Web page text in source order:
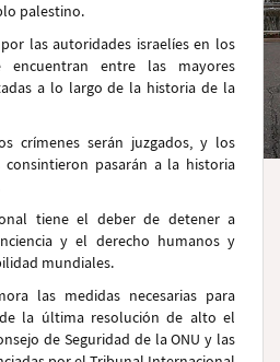
palestino.
las autoridades israelíes en los
encuentran entre las mayores
a lo largo de la historia de la
crímenes serán juzgados, y los
pasarán a la historia
tiene el deber de detener a
y el derecho humanos y
mundiales.
las medidas necesarias para
la última resolución de alto el
de Seguridad de la ONU y las